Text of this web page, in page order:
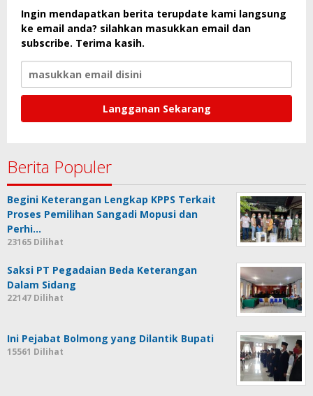
Ingin mendapatkan berita terupdate kami langsung
ke email anda? silahkan masukkan email dan
subscribe. Terima kasih.
Berita Populer
Begini Keterangan Lengkap KPPS Terkait
Proses Pemilihan Sangadi Mopusi dan
Perhi…
23165 Dilihat
Saksi PT Pegadaian Beda Keterangan
Dalam Sidang
22147 Dilihat
Ini Pejabat Bolmong yang Dilantik Bupati
15561 Dilihat